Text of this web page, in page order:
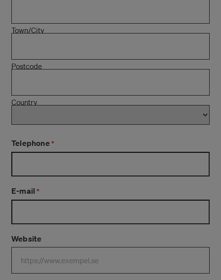
Town/City
Postcode
Country
Telephone*
E-mail *
Website